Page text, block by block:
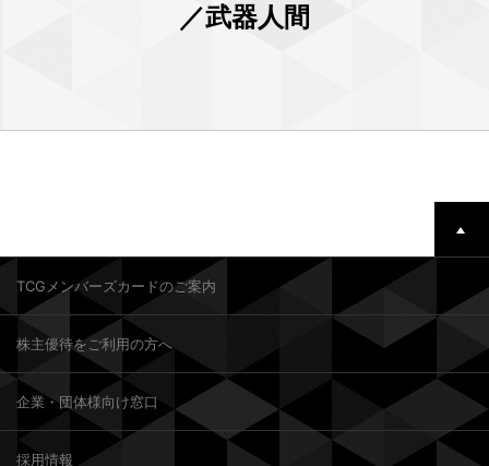
／武器人間
TCGメンバーズカードのご案内
株主優待をご利用の方へ
企業・団体様向け窓口
採用情報